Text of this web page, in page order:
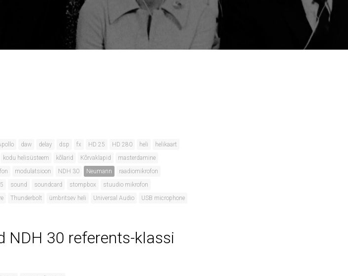
daw delay dsp fx HD 25 HD 280 heli
helikaart
kodu helisüsteem kõlarid Kõrvaklapid
masterdamine
modulatsioon NDH 30 Neumann
raadiomikrofon
sound soundcard stompbox
stuudio mikrofon
Thunderbolt ümbritsev heli Universal Audio
USB microphone
NDH 30 referents-klassi